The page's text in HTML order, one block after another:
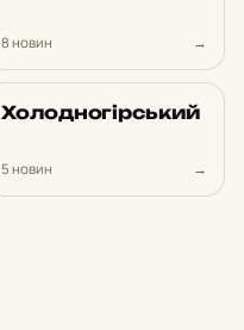
8 новин →
Хо­лод­но­гір­ський
5 новин →